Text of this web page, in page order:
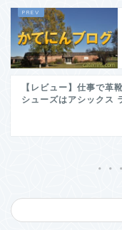
【レビュー】仕事で革
シューズはアシックス